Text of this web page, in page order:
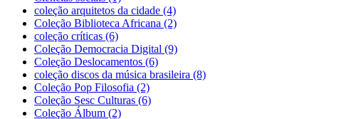
coleção arquitetos da cidade (4)
Coleção Biblioteca Africana (2)
coleção críticas (6)
Coleção Democracia Digital (9)
Coleção Deslocamentos (6)
coleção discos da música brasileira (8)
Coleção Pop Filosofia (2)
Coleção Sesc Culturas (6)
Coleção Álbum (2)